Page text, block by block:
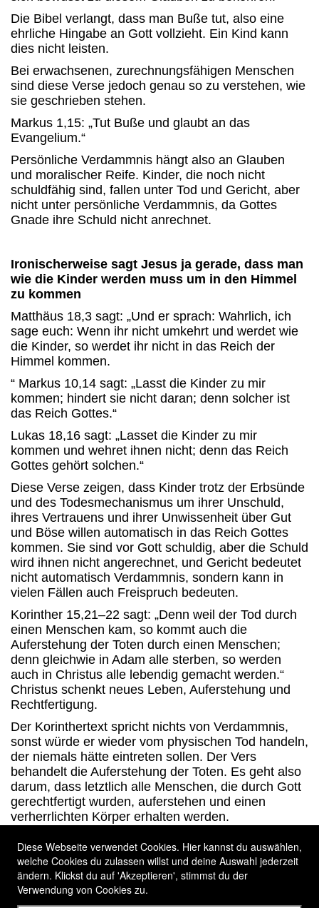
Die Bibel verlangt, dass man Buße tut, also eine
ehrliche Hingabe an Gott vollzieht. Ein Kind kann
dies nicht leisten.
Bei erwachsenen, zurechnungsfähigen Menschen
sind diese Verse jedoch genau so zu verstehen, wie
sie geschrieben stehen.
Markus 1,15: „Tut Buße und glaubt an das
Evangelium.“
Persönliche Verdammnis hängt also an Glauben
und moralischer Reife. Kinder, die noch nicht
schuldfähig sind, fallen unter Tod und Gericht, aber
nicht unter persönliche Verdammnis, da Gottes
Gnade ihre Schuld nicht anrechnet.
Ironischerweise sagt Jesus ja gerade, dass man
wie die Kinder werden muss um in den Himmel
zu kommen
Matthäus 18,3 sagt: „Und er sprach: Wahrlich, ich
sage euch: Wenn ihr nicht umkehrt und werdet wie
die Kinder, so werdet ihr nicht in das Reich der
Himmel kommen.
“ Markus 10,14 sagt: „Lasst die Kinder zu mir
kommen; hindert sie nicht daran; denn solcher ist
das Reich Gottes.“
Lukas 18,16 sagt: „Lasset die Kinder zu mir
kommen und wehret ihnen nicht; denn das Reich
Gottes gehört solchen.“
Diese Verse zeigen, dass Kinder trotz der Erbsünde
und des Todesmechanismus um ihrer Unschuld,
ihres Vertrauens und ihrer Unwissenheit über Gut
und Böse willen automatisch in das Reich Gottes
kommen. Sie sind vor Gott schuldig, aber die Schuld
wird ihnen nicht angerechnet, und Gericht bedeutet
nicht automatisch Verdammnis, sondern kann in
vielen Fällen auch Freispruch bedeuten.
Korinther 15,21–22 sagt: „Denn weil der Tod durch
einen Menschen kam, so kommt auch die
Auferstehung der Toten durch einen Menschen;
denn gleichwie in Adam alle sterben, so werden
auch in Christus alle lebendig gemacht werden.“
Christus schenkt neues Leben, Auferstehung und
Rechtfertigung.
Der Korinthertext spricht nichts von Verdammnis,
sonst würde er wieder vom physischen Tod handeln,
der niemals hätte eintreten sollen. Der Vers
behandelt die Auferstehung der Toten. Es geht also
darum, dass letztlich alle Menschen, die durch Gott
gerechtfertigt wurden, auferstehen und einen
verherrlichten Körper erhalten werden.
Garantiert.
HOME
Diese Webseite verwendet Cookies. Hier kannst du auswählen,
welche Cookies du zulassen willst und deine Auswahl jederzeit
ändern. Klickst du auf 'Akzeptieren', stimmst du der
Verwendung von Cookies zu.